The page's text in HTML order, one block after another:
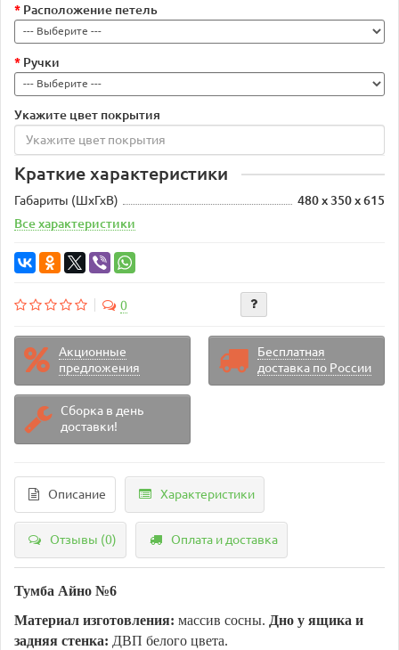
Расположение петель
Ручки
Укажите цвет покрытия
Краткие характеристики
Габариты (ШхГхВ)
480 х 350 х 615
Все характеристики
0
Акционные
предложения
Бесплатная
доставка по России
Сборка в день
доставки!
Описание Характеристики
Отзывы (0) Оплата и доставка
Тумба Айно №6
Материал изготовления: массив сосны. Дно у ящика и
задняя стенка: ДВП белого цвета.